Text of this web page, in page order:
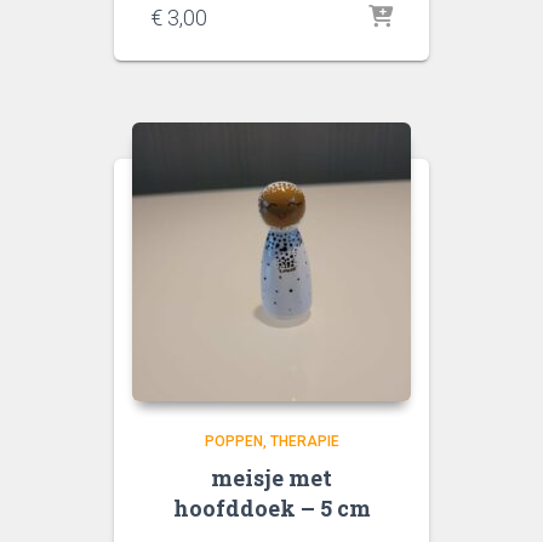
€ 3,00
POPPEN THERAPIE
meisje met
hoofddoek – 5 cm